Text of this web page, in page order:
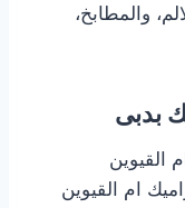
والمطابخ،
بدبى
القيوين
ام القيوين